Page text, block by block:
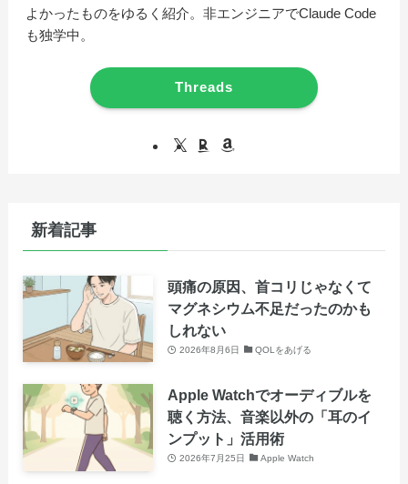
よかったものをゆるく紹介。非エンジニアでClaude Code
も独学中。
Threads
新着記事
頭痛の原因、首コリじゃなくて
マグネシウム不足だったのかも
しれない
2026年8月6日 QOLをあげる
Apple Watchでオーディブルを
聴く方法、音楽以外の「耳のイ
ンプット」活用術
2026年7月25日 Apple Watch